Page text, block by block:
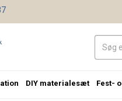
DIY materialesæt Fest-